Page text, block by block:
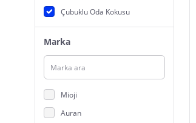
Çubuklu Oda Kokusu
Marka
Mioji
Auran